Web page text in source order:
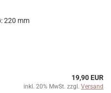
220 mm
19,90 EUR
inkl. 20% MwSt. zzgl. Versand